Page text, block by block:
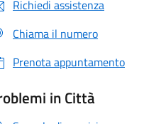
Richiedi assistenza
Chiama il numero
Prenota appuntamento
in Città